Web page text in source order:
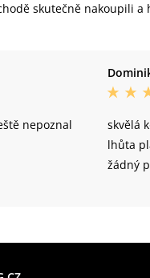
skutečně nakoupili
nepoznal
skvělá
lhůta
žádný